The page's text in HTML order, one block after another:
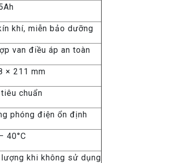
khí, miễn bảo dưỡng
van điều áp an toàn
× 211 mm
chuẩn
phóng điện ổn định
40°C
khi không sử dụng